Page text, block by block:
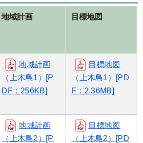
地域計画 目標地図
地域計画
（上木島1）[P
DF：256KB]
目標地図
（上木島1）[PD
F：2.36MB]
地域計画
（上木島2）[P
目標地図
（上木島2）[PD